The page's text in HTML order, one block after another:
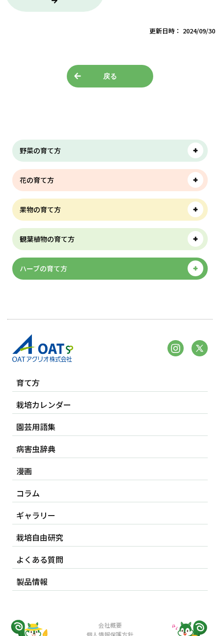
更新日時： 2024/09/30
戻る
野菜の育て方
花の育て方
果物の育て方
観葉植物の育て方
ハーブの育て方
育て方
栽培カレンダー
園芸用語集
病害虫辞典
漫画
コラム
ギャラリー
栽培自由研究
よくある質問
製品情報
会社概要
個人情報保護方針